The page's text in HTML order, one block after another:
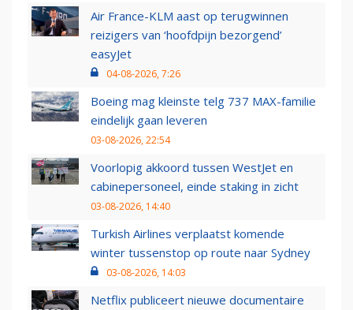
Air France-KLM aast op terugwinnen
reizigers van ‘hoofdpijn bezorgend’
easyJet
04-08-2026, 7:26
Boeing mag kleinste telg 737 MAX-familie
eindelijk gaan leveren
03-08-2026, 22:54
Voorlopig akkoord tussen WestJet en
cabinepersoneel, einde staking in zicht
03-08-2026, 14:40
Turkish Airlines verplaatst komende
winter tussenstop op route naar Sydney
03-08-2026, 14:03
Netflix publiceert nieuwe documentaire